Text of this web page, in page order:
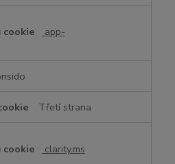
app-
Třetí strana
clarity.ms